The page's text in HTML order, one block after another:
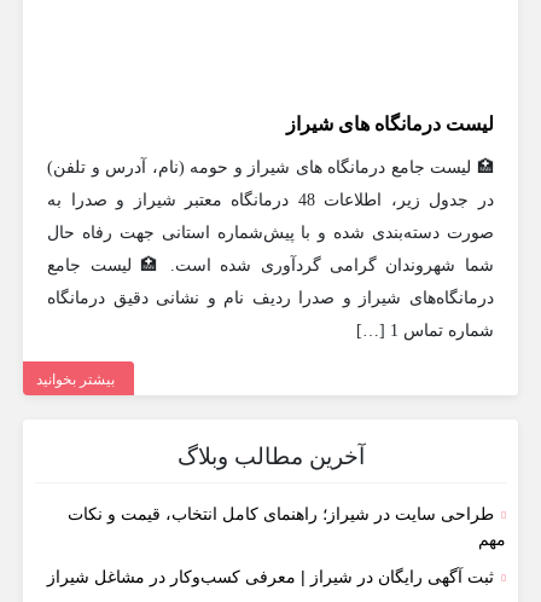
لیست درمانگاه های شیراز
🏥 لیست جامع درمانگاه های شیراز و حومه (نام، آدرس و تلفن)
در جدول زیر، اطلاعات 48 درمانگاه معتبر شیراز و صدرا به
صورت دسته‌بندی شده و با پیش‌شماره استانی جهت رفاه حال
شما شهروندان گرامی گردآوری شده است. 🏥 لیست جامع
درمانگاه‌های شیراز و صدرا ردیف نام و نشانی دقیق درمانگاه
شماره تماس 1 […]
بیشتر بخوانید
آخرین مطالب وبلاگ
طراحی سایت در شیراز؛ راهنمای کامل انتخاب، قیمت و نکات
مهم
ثبت آگهی رایگان در شیراز | معرفی کسب‌وکار در مشاغل شیراز